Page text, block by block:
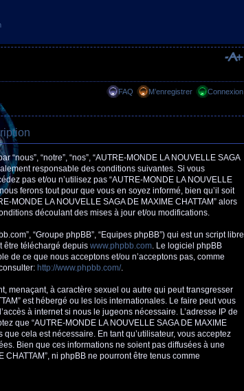
FAQ M’enregistrer Connexion
“notre”, “nos”, “AUTRE-MONDE LA NOUVELLE SAGA
responsable des conditions suivantes. Si vous
pas et/ou n’utilisez pas “AUTRE-MONDE LA NOUVELLE
ferons tout pour que vous en soyez informé, bien qu’il soit
MONDE LA NOUVELLE SAGA DE MAXIME CHATTAM” alors
découlant des mises à jour et/ou modifications.
“Groupe phpBB”, “Equipes phpBB”) qui est un script libre
être téléchargé depuis www.phpbb.com. Le logiciel phpBB
de ce que nous acceptons et/ou n’acceptons pas, comme
http://www.phpbb.com/.
menaçant, à caractère sexuel ou autre qui peut transgresser
est hébergé ou les lois internationales. Le faire peut vous
à internet si nous le jugeons nécessaire. L’adresse IP de
que “AUTRE-MONDE LA NOUVELLE SAGA DE MAXIME
cela est nécessaire. En tant qu’utilisateur, vous acceptez
Bien que ces informations ne soient pas diffusées à une
ni phpBB ne pourront être tenus comme